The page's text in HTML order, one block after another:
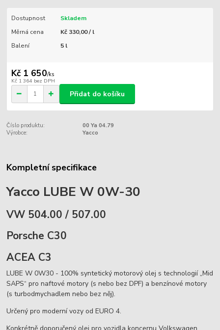
Dostupnost
Skladem
Měrná cena
Kč 330,00 / l
Balení
5 l
Kč 1 650/ks
Kč 1 364 bez DPH
Přidat do košíku
Číslo produktu:
00 Ya 04.79
Výrobce:
Yacco
Kompletní specifikace
Yacco LUBE W 0W-30
VW 504.00 / 507.00
Porsche C30
ACEA C3
LUBE W 0W30 - 100% syntetický motorový olej s technologií „Mid
SAPS“ pro naftové motory (s nebo bez DPF) a benzínové motory
(s turbodmychadlem nebo bez něj).
Určený pro moderní vozy od EURO 4.
Konkrétně doporučený olej pro vozidla koncernu Volkswagen